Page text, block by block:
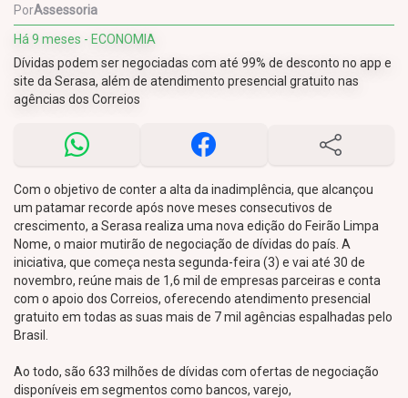
PorAssessoria
Há 9 meses - ECONOMIA
Dívidas podem ser negociadas com até 99% de desconto no app e
site da Serasa, além de atendimento presencial gratuito nas
agências dos Correios
Com o objetivo de conter a alta da inadimplência, que alcançou
um patamar recorde após nove meses consecutivos de
crescimento, a Serasa realiza uma nova edição do Feirão Limpa
Nome, o maior mutirão de negociação de dívidas do país. A
iniciativa, que começa nesta segunda-feira (3) e vai até 30 de
novembro, reúne mais de 1,6 mil de empresas parceiras e conta
com o apoio dos Correios, oferecendo atendimento presencial
gratuito em todas as suas mais de 7 mil agências espalhadas pelo
Brasil.
Ao todo, são 633 milhões de dívidas com ofertas de negociação
disponíveis em segmentos como bancos, varejo,